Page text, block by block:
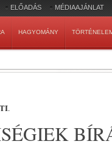
ELŐADÁS MÉDIAAJÁNLAT
HAGYOMÁNY
.